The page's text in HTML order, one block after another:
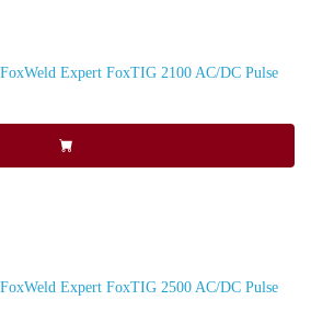
Expert FoxTIG 2100 AC/DC Pulse
Expert FoxTIG 2500 AC/DC Pulse